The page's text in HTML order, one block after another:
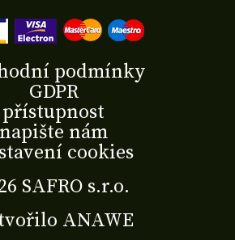
SAFRO s.r.o.
ANAWE
podmínky
GDPR
přístupnost
napište nám
cookies